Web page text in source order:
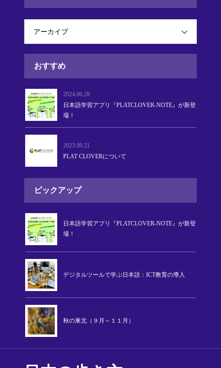
アーカイブ
おすすめ
2024.06.28
日本語学習アプリ『PLATCLOVER-NOTE』が新登
場！
2023.09.21
PLAT CLOVERについて
ピックアップ
日本語学習アプリ『PLATCLOVER-NOTE』が新登
場！
デジタルツールで学ぶ日本語：ICT教育の導入
秋の東北（９月～１１月）